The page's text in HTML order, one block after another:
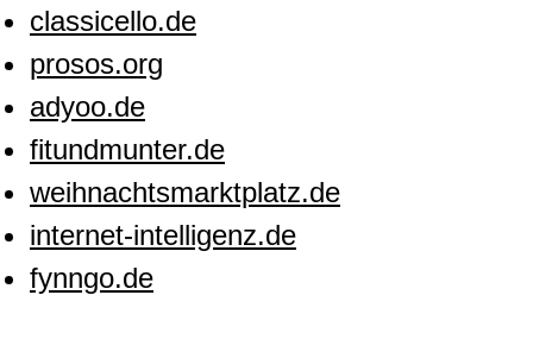
classicello.de
prosos.org
adyoo.de
fitundmunter.de
weihnachtsmarktplatz.de
internet-intelligenz.de
fynngo.de